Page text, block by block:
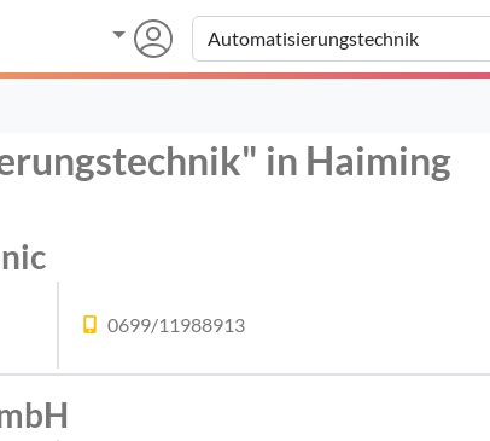
in Haiming
0699/11988913